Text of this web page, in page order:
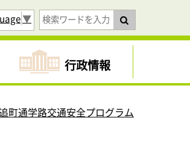
▼
行政情報
町通学路交通安全プログラム